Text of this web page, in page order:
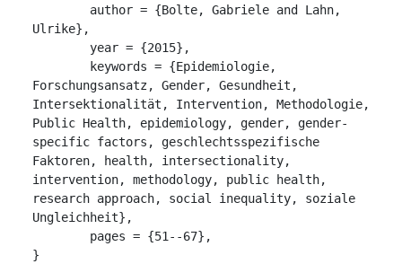
Ulrike},
Forschungsansatz, Gender, Gesundheit,
Intersektionalität, Intervention, Methodologie,
Public Health, epidemiology, gender, gender-
specific factors, geschlechtsspezifische
Faktoren, health, intersectionality,
intervention, methodology, public health,
research approach, social inequality, soziale
Ungleichheit},
}